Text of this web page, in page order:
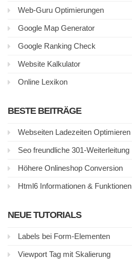
Web-Guru Optimierungen
Google Map Generator
Google Ranking Check
Website Kalkulator
Online Lexikon
BESTE BEITRÄGE
Webseiten Ladezeiten Optimieren
Seo freundliche 301-Weiterleitung
Höhere Onlineshop Conversion
Html6 Informationen & Funktionen
NEUE TUTORIALS
Labels bei Form-Elementen
Viewport Tag mit Skalierung